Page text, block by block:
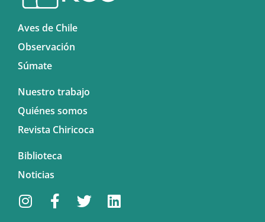
Aves de Chile
Observación
Súmate
Nuestro trabajo
Quiénes somos
Revista Chiricoca
Biblioteca
Noticias